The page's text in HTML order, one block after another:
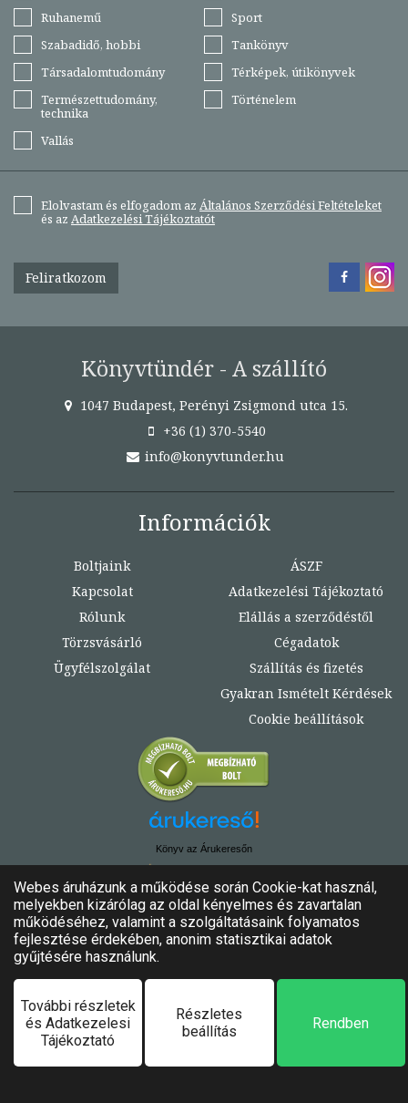
Ruhanemű
Sport
Szabadidő, hobbi
Tankönyv
Társadalomtudomány
Térképek, útikönyvek
Természettudomány,
technika
Történelem
Vallás
Elolvastam és elfogadom az Általános Szerződési Feltételeket
és az Adatkezelési Tájékoztatót
Feliratkozom
Könyvtündér - A szállító
1047 Budapest, Perényi Zsigmond utca 15.
+36 (1) 370-5540
info@konyvtunder.hu
Információk
Boltjaink
Kapcsolat
Rólunk
Törzsvásárló
Ügyfélszolgálat
ÁSZF
Adatkezelési Tájékoztató
Elállás a szerződéstől
Cégadatok
Szállítás és fizetés
Gyakran Ismételt Kérdések
Cookie beállítások
Könyv az Árukeresőn
Minden jog fenntartva!
Felhasználási feltételek